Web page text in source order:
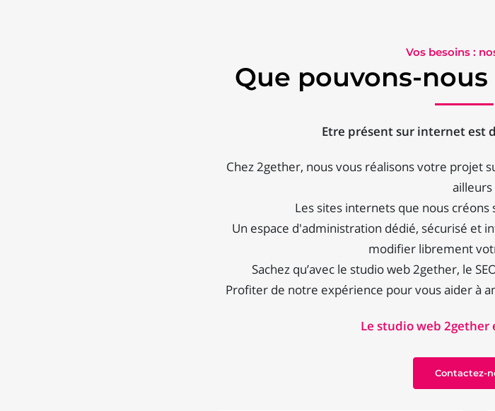
Vos besoins :
Que pouvons-
Etre présent sur internet est
Chez 2gether, nous vous réalisons votre projet
ailleurs
Les sites internets que nous
Un espace d'administration dédié, sécurisé et
modifier librement
Sachez qu’avec le studio web 2gether, le
Profiter de notre expérience pour vous aider à
Le studio web 2gether
Contactez-